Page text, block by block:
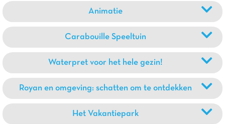
Animatie
Carabouille Speeltuin
Waterpret voor het hele gezin!
Royan en omgeving: schatten om te ontdekken
Het Vakantiepark